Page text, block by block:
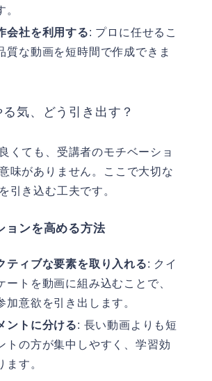
。
会社を利用する: プロに任せるこ
質な動画を短時間で作成できま
気、どう引き出す？
くても、受講者のモチベーショ
味がありません。ここで大切な
引き込む工夫です。
ョンを高める方法
ティブな要素を取り入れる: クイ
ートを動画に組み込むことで、
加意欲を引き出します。
ントに分ける: 長い動画よりも短
トの方が集中しやすく、学習効
ます。